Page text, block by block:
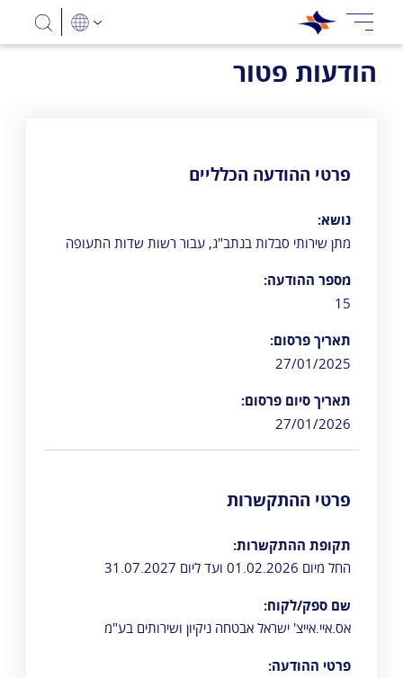
הודעות פטור
פרטי ההודעה הכלליים
נושא:
מתן שירותי סבלות בנתב"ג, עבור רשות שדות התעופה
מספר ההודעה:
15
תאריך פרסום:
27/01/2025
תאריך סיום פרסום:
27/01/2026
פרטי ההתקשרות
תקופת ההתקשרות:
החל מיום 01.02.2026 ועד ליום 31.07.2027
שם ספק/לקוח:
אס.איי.אייצ' ישראל אבטחה ניקיון ושירותים בע"מ
פרטי ההודעה: